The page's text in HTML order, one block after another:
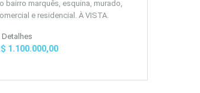
bairro marquês, esquina, murado,
e residencial. À VISTA.
Detalhes
1.100.000,00